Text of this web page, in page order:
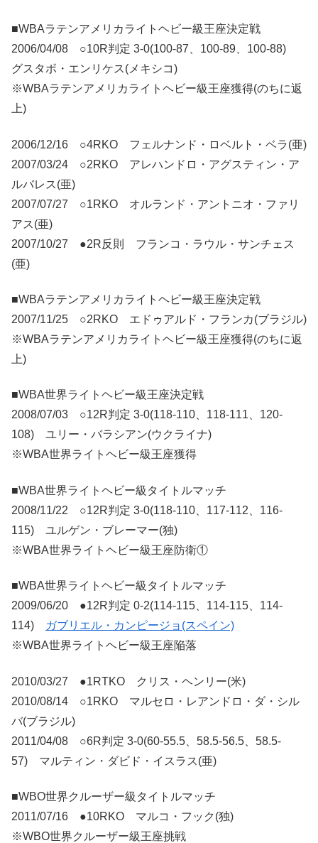
■WBAラテンアメリカライトヘビー級王座決定戦
2006/04/08 ○10R判定 3-0(100-87、100-89、100-88)
グスタボ・エンリケス(メキシコ)
※WBAラテンアメリカライトヘビー級王座獲得(のちに返
上)
2006/12/16 ○4RKO フェルナンド・ロベルト・ベラ(亜)
2007/03/24 ○2RKO アレハンドロ・アグスティン・ア
ルバレス(亜)
2007/07/27 ○1RKO オルランド・アントニオ・ファリ
アス(亜)
2007/10/27 ●2R反則 フランコ・ラウル・サンチェス
(亜)
■WBAラテンアメリカライトヘビー級王座決定戦
2007/11/25 ○2RKO エドゥアルド・フランカ(ブラジル)
※WBAラテンアメリカライトヘビー級王座獲得(のちに返
上)
■WBA世界ライトヘビー級王座決定戦
2008/07/03 ○12R判定 3-0(118-110、118-111、120-
108) ユリー・バラシアン(ウクライナ)
※WBA世界ライトヘビー級王座獲得
■WBA世界ライトヘビー級タイトルマッチ
2008/11/22 ○12R判定 3-0(118-110、117-112、116-
115) ユルゲン・ブレーマー(独)
※WBA世界ライトヘビー級王座防衛①
■WBA世界ライトヘビー級タイトルマッチ
2009/06/20 ●12R判定 0-2(114-115、114-115、114-
114)
ガブリエル・カンピージョ(スペイン)
※WBA世界ライトヘビー級王座陥落
2010/03/27 ●1RTKO クリス・ヘンリー(米)
2010/08/14 ○1RKO マルセロ・レアンドロ・ダ・シル
バ(ブラジル)
2011/04/08 ○6R判定 3-0(60-55.5、58.5-56.5、58.5-
57) マルティン・ダビド・イスラス(亜)
■WBO世界クルーザー級タイトルマッチ
2011/07/16 ●10RKO マルコ・フック(独)
※WBO世界クルーザー級王座挑戦